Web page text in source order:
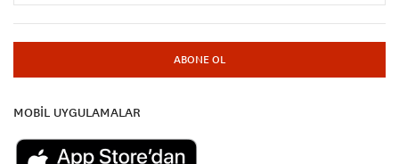
ABONE OL
MOBİL UYGULAMALAR